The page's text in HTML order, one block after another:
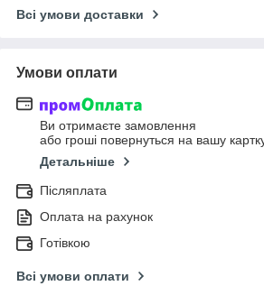
Всі умови доставки
Умови оплати
Ви отримаєте замовлення
або гроші повернуться на вашу
Детальніше
Післяплата
Оплата на рахунок
Готівкою
Всі умови оплати